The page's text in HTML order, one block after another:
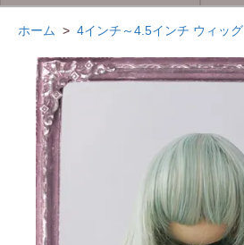
ホーム > 4インチ～4.5インチ ウィッグ